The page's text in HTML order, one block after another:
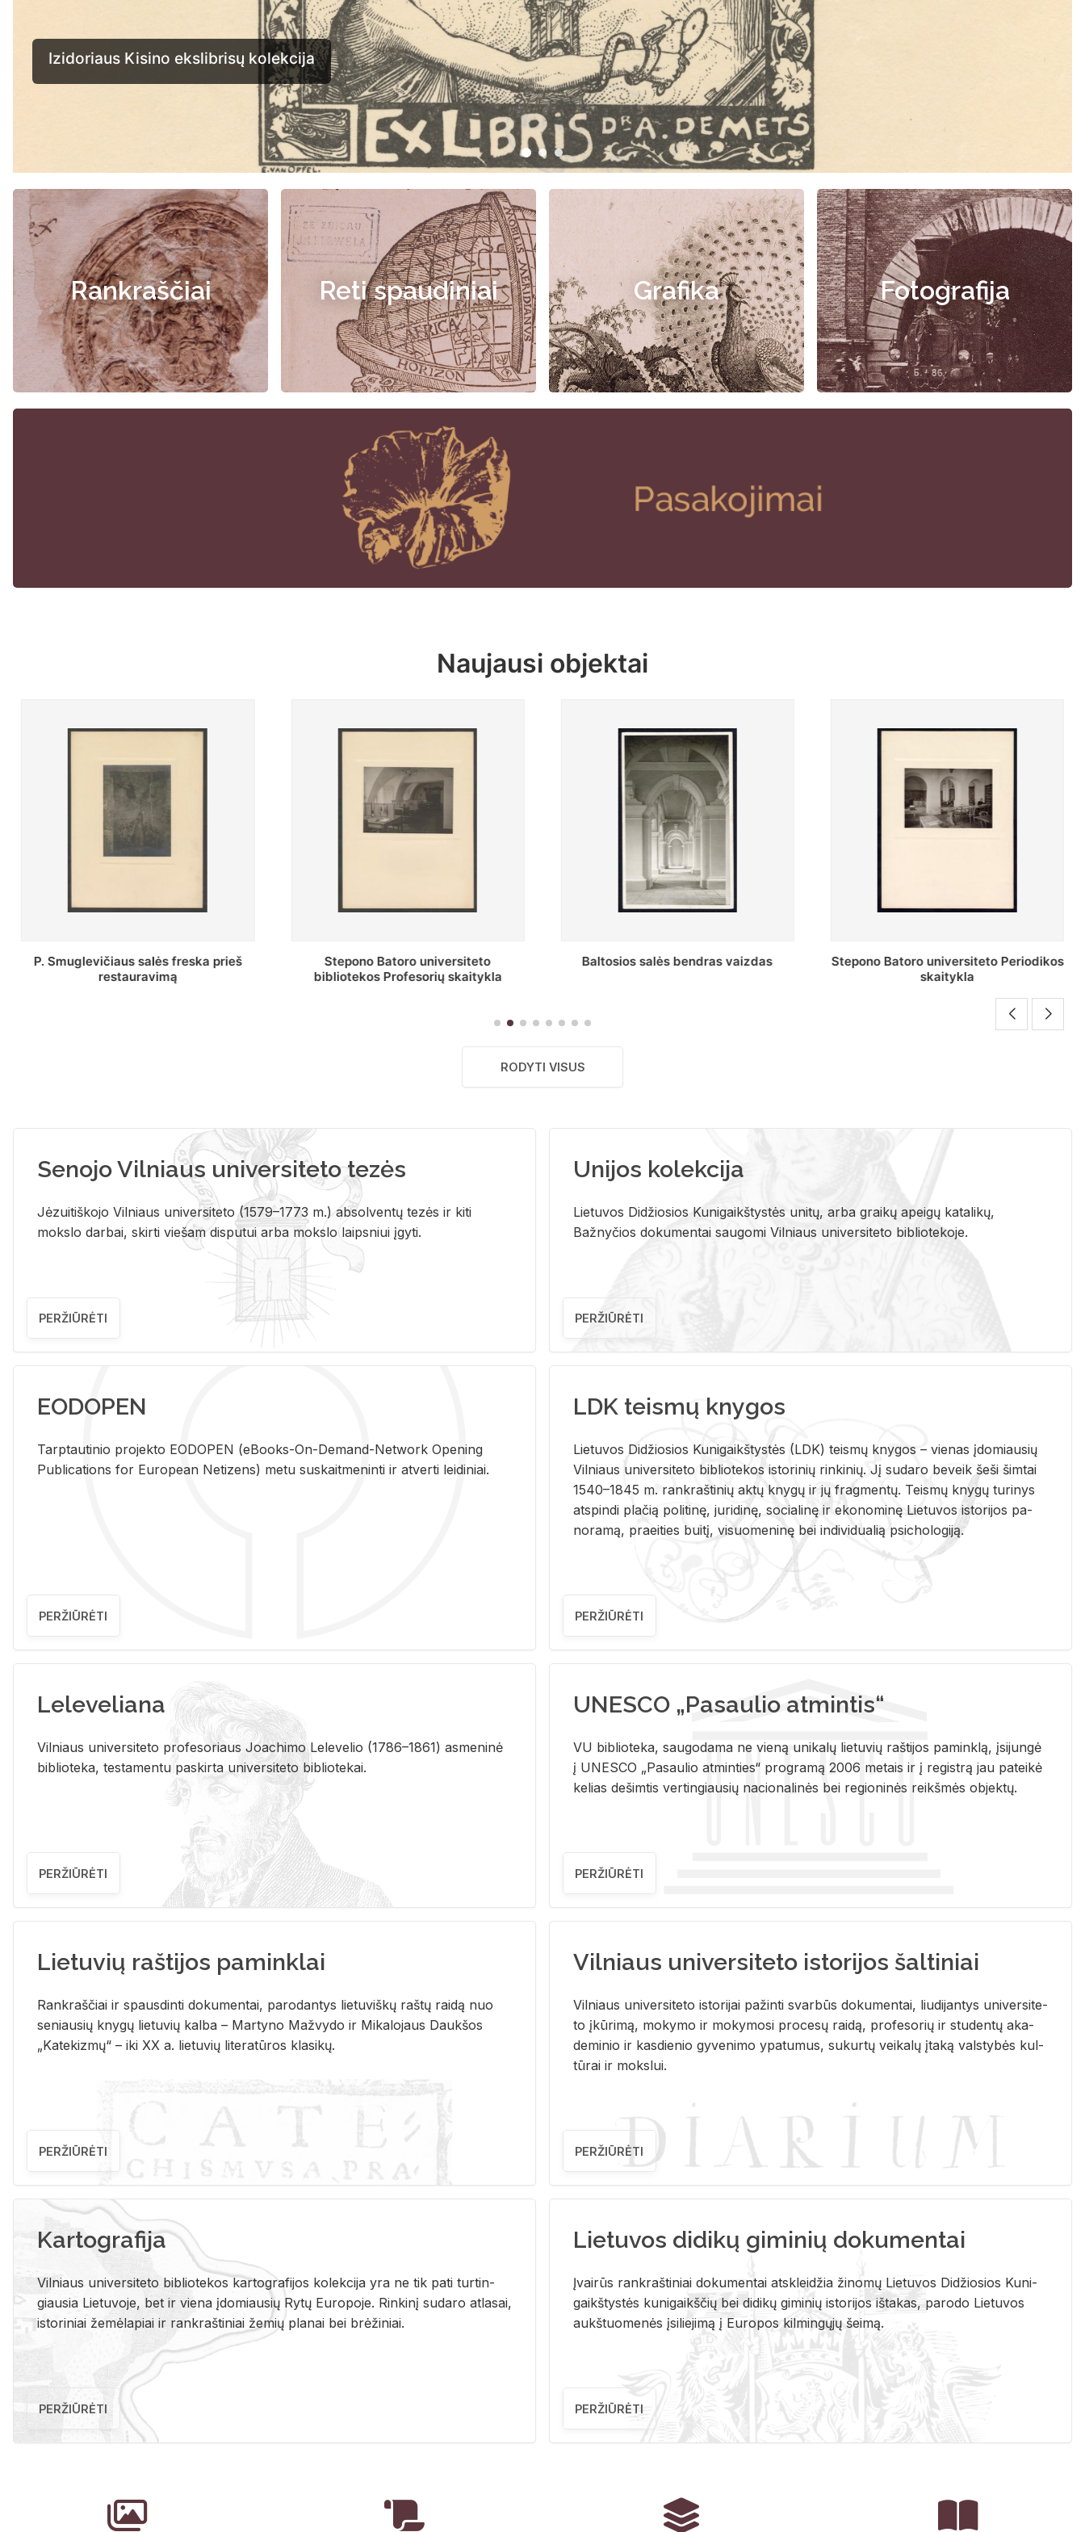
Rankraščiai Reti spaudiniai Grafika Fotografija
Naujausi objektai
Stepono Batoro universiteto
bibliotekos Profesorių skaitykla
Baltosios salės bendras vaizdas
Stepono Batoro universiteto Periodikos
Periodikos skaitykla Stepono Batoro
universiteto bibliotekoje
RODYTI VISUS
Senojo Vilniaus universiteto tezės
Jėzuitiškojo Vilniaus universiteto (1579–1773 m.) absolventų tezės ir kiti
mokslo darbai, skirti viešam disputui arba mokslo laipsniui įgyti.
PERŽIŪRĖTI
Unijos kolekcija
Lietuvos Didžiosios Kunigaikštystės unitų, arba graikų apeigų katalikų,
Bažnyčios dokumentai saugomi Vilniaus universiteto bibliotekoje.
PERŽIŪRĖTI
EODOPEN
Tarp­tau­ti­nio pro­jek­to EO­DO­PEN (eBo­oks-On-De­mand-Ne­twork Ope­ning
Pub­li­ca­tions for Eu­ro­pe­an Ne­ti­zens) metu su­skait­me­nin­ti ir at­ver­ti lei­di­niai.
PERŽIŪRĖTI
LDK teismų knygos
Lie­tu­vos Di­džio­sios Ku­ni­gaikš­tys­tės (LDK) teis­mų kny­gos – vie­nas įdo­miau­sių
Vil­niaus uni­ver­si­te­to bi­b­lio­te­kos is­to­ri­nių rin­ki­nių. Jį su­da­ro be­veik šeši šim­tai
1540–1845 m. rank­raš­ti­nių aktų kny­gų ir jų frag­men­tų. Teis­mų kny­gų tu­ri­nys
at­spin­di pla­čią po­li­ti­nę, ju­ri­di­nę, so­cia­li­nę ir eko­no­mi­nę Lie­tu­vos is­to­ri­jos pa­
no­ra­mą, pra­ei­ties bui­tį, vi­suo­me­ni­nę bei in­di­vi­dua­lią psi­cho­lo­gi­ją.
PERŽIŪRĖTI
Leleveliana
Vil­niaus uni­ver­si­te­to pro­fe­so­riaus Jo­a­chi­mo Le­le­ve­lio (1786–1861) as­me­ni­nė
bi­b­lio­te­ka, te­sta­men­tu pa­skir­ta uni­ver­si­te­to bi­b­lio­te­kai.
PERŽIŪRĖTI
UNESCO „Pasaulio atmintis“
VU biblioteka, saugodama ne vieną unikalų lietuvių raštijos paminklą, įsijungė
į UNESCO „Pasaulio atminties“ programą 2006 metais ir į registrą jau pateikė
kelias dešimtis vertingiausių nacionalinės bei regioninės reikšmės objektų.
PERŽIŪRĖTI
Lietuvių raštijos paminklai
Rank­raš­čiai ir spaus­din­ti do­ku­men­tai, pa­ro­dan­tys lie­tu­viš­kų raš­tų rai­dą nuo
se­niau­sių kny­gų lie­tu­vių kal­ba – Mar­ty­no Ma­žvy­do ir Mi­ka­lo­jaus Dauk­šos
„Ka­te­kiz­mų“ – iki XX a. lie­tu­vių li­te­ra­tū­ros kla­si­kų.
PERŽIŪRĖTI
Vilniaus universiteto istorijos šaltiniai
Vil­niaus uni­ver­si­te­to is­to­ri­jai pa­žin­ti svar­būs do­ku­men­tai, liu­di­jan­tys uni­ver­si­te­
to įkū­ri­mą, mo­ky­mo ir mo­ky­mo­si pro­ce­sų rai­dą, pro­fe­so­rių ir stu­den­tų aka­
de­mi­nio ir kas­die­nio gy­ve­ni­mo ypa­tu­mus, su­kur­tų vei­ka­lų įta­ką vals­ty­bės kul­
tū­rai ir moks­lui.
PERŽIŪRĖTI
Kartografija
Vil­niaus uni­ver­si­te­to bi­b­lio­te­kos kar­to­gra­fi­jos ko­lek­ci­ja yra ne tik pati tur­tin­
giau­sia Lie­tu­vo­je, bet ir vie­na įdo­miau­sių Rytų Eu­ro­po­je. Rin­ki­nį su­da­ro at­la­sai,
is­to­ri­niai že­mė­la­piai ir rank­raš­ti­niai že­mių pla­nai bei brė­ži­niai.
PERŽIŪRĖTI
Lietuvos didikų giminių dokumentai
Įvai­rūs rank­raš­ti­niai do­ku­men­tai at­sklei­džia ži­no­mų Lie­tu­vos Di­džio­sios Ku­ni­
gaikš­tys­tės ku­ni­gaikš­čių bei di­di­kų gi­mi­nių is­to­ri­jos iš­ta­kas, pa­ro­do Lie­tu­vos
aukš­tuo­me­nės įsi­lie­ji­mą į Eu­ro­pos kil­min­gų­jų šei­mą.
PERŽIŪRĖTI